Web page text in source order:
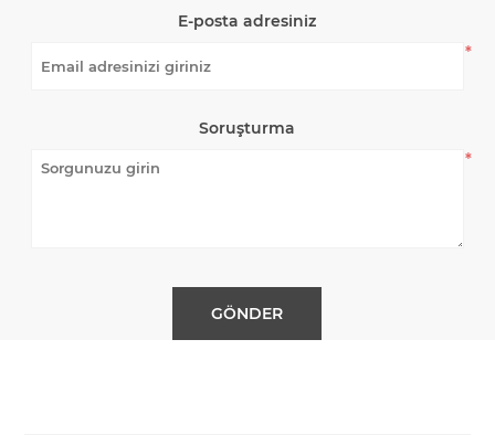
E-posta adresiniz
*
Soruşturma
*